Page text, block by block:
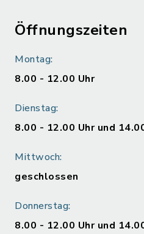
Öffnungszeiten
Montag:
8.00 - 12.00 Uhr
Dienstag:
8.00 - 12.00 Uhr und
Mittwoch:
geschlossen
Donnerstag:
8.00 - 12.00 Uhr und